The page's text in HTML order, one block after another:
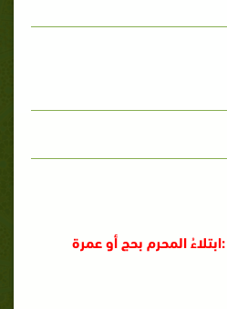
:ابتلاءُ المحرم بحج أو عمرة